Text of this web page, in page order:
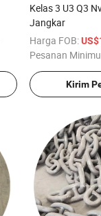
Kelas 3 U3 Q3
Jangkar
Harga FOB:
Pesanan
Kirim